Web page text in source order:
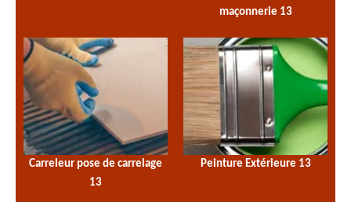
maçonnerie 13
Carreleur pose de carrelage
13
Peinture Extérieure 13